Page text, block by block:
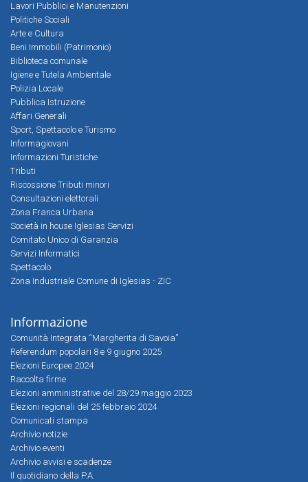
Lavori Pubblici e Manutenzioni
Politiche Sociali
Arte e Cultura
Beni Immobili (Patrimonio)
Biblioteca comunale
Igiene e Tutela Ambientale
Polizia Locale
Pubblica Istruzione
Affari Generali
Sport, Spettacolo e Turismo
Informagiovani
Informazioni Turistiche
Tributi
Riscossione Tributi minori
Consultazioni elettorali
Zona Franca Urbana
Società in house Iglesias Servizi
Comitato Unico di Garanzia
Servizi Informatici
Spettacolo
Zona Industriale Comune di Iglesias - ZIC
Informazione
Comunità Integrata “Margherita di Savoia”
Referendum popolari 8 e 9 giugno 2025
Elezioni Europee 2024
Raccolta firme
Elezioni amministrative del 28/29 maggio 2023
Elezioni regionali del 25 febbraio 2024
Comunicati stampa
Archivio notizie
Archivio eventi
Archivio avvisi e scadenze
Il quotidiano della P.A.